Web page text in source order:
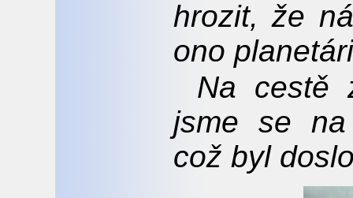
hrozit, že
ono
Na
jsme se
což byl